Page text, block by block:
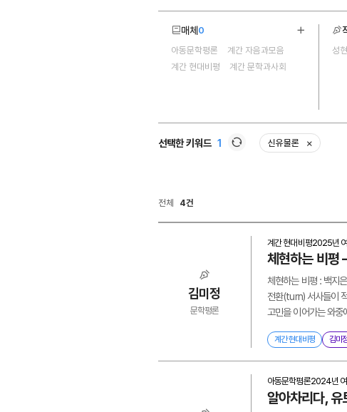
매체0
아동문학평론
계간 자음과모음
계간 현대비평
계간 문학과사회
성
선택한 키워드 1
신유물론
삭제
전체 4건
김미정
문학평론
계간 현대비평2025년
체현하는 비평
체현하는 비평 : 백지
전환(turn) 서사들이
고민을 이어가는 와중
계간 현대비평 김미
아동문학평론2024년 여
알아차리다, 유